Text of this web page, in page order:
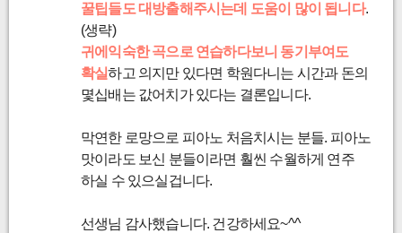
꿀팁들도 대방출해주시는데 도움이 많이 됩니다.
(생략)
귀에익숙한 곡으로 연습하다보니 동기부여도
확실하고 의지만 있다면 학원다니는 시간과 돈의
몇십배는 값어치가 있다는 결론입니다.
막연한 로망으로 피아노 처음치시는 분들. 피아노
맛이라도 보신 분들이라면 훨씬 수월하게 연주
하실 수 있으실겁니다.
선생님 감사했습니다. 건강하세요~^^